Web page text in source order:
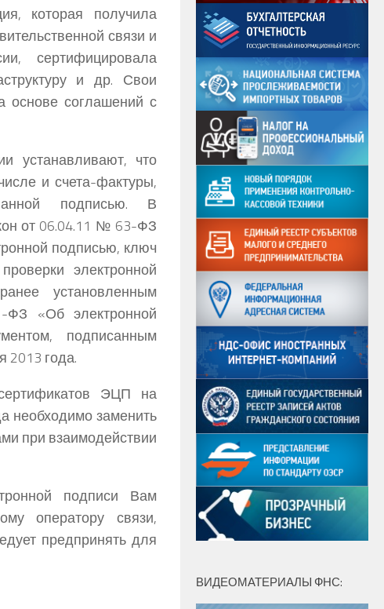
которая получила
связи и
сертифицировала
и др. Свои
основе соглашений с
устанавливают, что
и счета-фактуры,
подписью. В
от 06.04.11 № 63-ФЗ
подписью, ключ
электронной
установленным
«Об электронной
подписанным
2013 года.
ЭЦП на
необходимо заменить
при взаимодействии
подписи Вам
оператору связи,
предпринять для
ВИДЕОМАТЕРИАЛЫ ФНС: